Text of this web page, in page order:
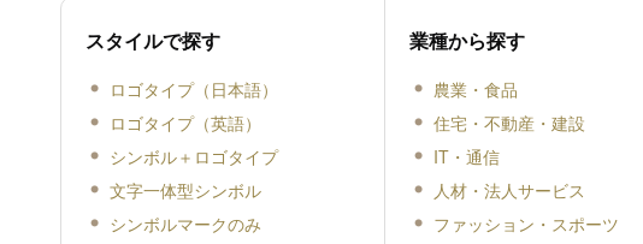
スタイルで探す
ロゴタイプ（日本語）
ロゴタイプ（英語）
シンボル＋ロゴタイプ
文字一体型シンボル
シンボルマークのみ
業種から探す
農業・食品
住宅・不動産・建設
IT・通信
人材・法人サービス
ファッション・スポーツ